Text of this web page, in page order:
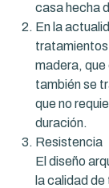
casa hecha
En la
madera, que
también se
que no
duración.
Resistencia
El diseño
la calidad